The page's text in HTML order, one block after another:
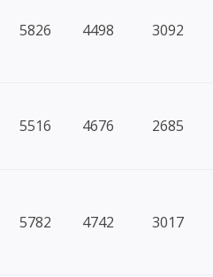
5826 4498 3092
5516 4676 2685
5782 4742 3017